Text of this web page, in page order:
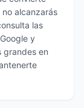
alcanzarás
las
y
grandes en